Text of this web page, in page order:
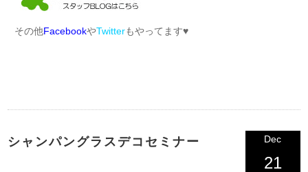
その他FacebookやTwitterもやってます♥︎
Dec
21
シャンパングラスデコセミナー